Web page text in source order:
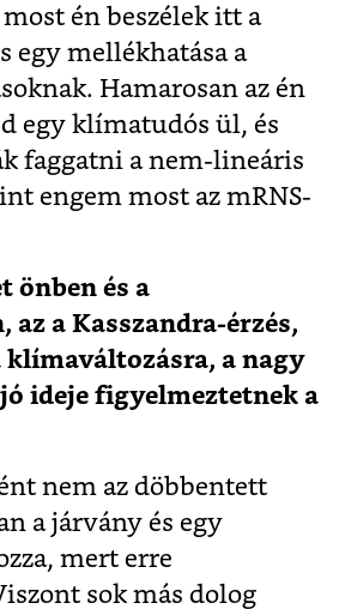
én beszélek itt a
egy mellékhatása a
Hamarosan az én
egy klímatudós ül, és
faggatni a nem-lineáris
engem most az mRNS-
önben és a
a Kasszandra-érzés,
klímaváltozásra, a nagy
ideje figyelmeztetnek a
nem az döbbentett
a járvány és egy
mert erre
sok más dolog